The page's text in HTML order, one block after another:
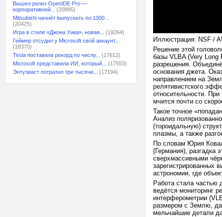
Вышел релиз OpenIDE Pro —
корпоративной...
(20895)
Mitsubishi начнёт выпускать по 1000...
(20425)
Игра в стиле «Джона Уика», новая...
(19264)
Геймер отсудил у Microsoft свой аккаунт...
(18370)
Tesla поставила рекорд по числу...
(17612)
Microsoft представила ИИ, который...
(17553)
Энтузиаст потратил три тысячи...
(17194)
Иллюстрация: NSF /
Решение этой
базы VLBA (Very Long
разрешения.
основания джета.
направлением на
релятивистского
относительности.
мчится почти со
Такое точное
Анализ
(тороидальную)
плазмы, а также
По словам Юрия
(Германия), разгадка
сверхмассивными
зарегистрированных
астрономии, где
Работа стала частью
ведётся мониторинг
интерферометрии
размером с Землю,
мельчайшие детали